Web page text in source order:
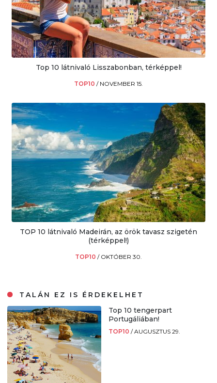
Top 10 látnivaló Lisszabonban, térképpel!
TOP10 / NOVEMBER 15.
TOP 10 látnivaló Madeirán, az örök tavasz szigetén
(térképpel!)
TOP10 / OKTÓBER 30.
TALÁN EZ IS ÉRDEKELHET
Top 10 tengerpart
Portugáliában!
TOP10 /AUGUSZTUS 29.